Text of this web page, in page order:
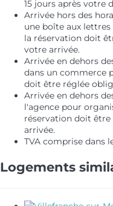
15 jours après votre
Arrivée hors des
une boîte aux
la réservation doit
votre arrivée.
Arrivée en dehors
dans un commerce
doit être réglée
Arrivée en dehors
l'agence pour
réservation doit
arrivée.
TVA comprise dans
Logements